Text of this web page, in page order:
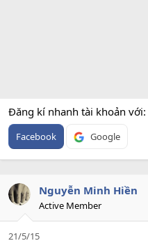
Đăng kí nhanh tài khoản với
Facebook Google
Nguyễn Minh Hiền
Active Member
21/5/15